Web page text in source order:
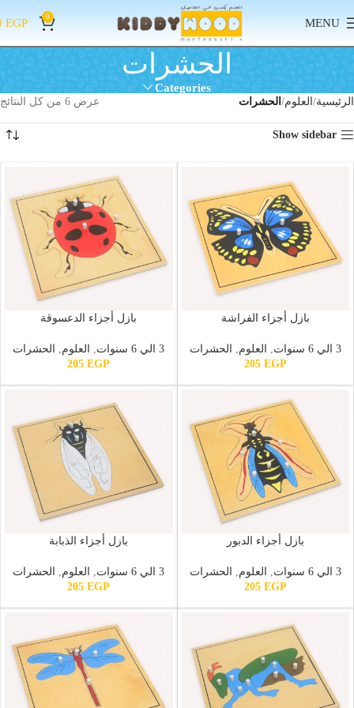
MENU
0
EGP
الحشرات
Categories
الرئيسية العلوم الحشرات عرض ⁦6⁩ من كل النتائج
Show sidebar
بازل أجزاء الفراشة
3 الي 6 سنوات , العلوم,
الحشرات
205 EGP
بازل أجزاء الدعسوقة
3 الي 6 سنوات , العلوم,
الحشرات
205EGP
بازل أجزاء الدبور
3 الي 6 سنوات , العلوم,
الحشرات
205 EGP
بازل أجزاء الذبابة
3 الي 6 سنوات , العلوم,
الحشرات
205EGP